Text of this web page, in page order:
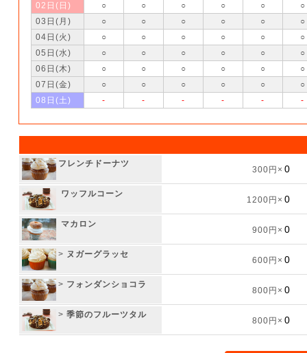
02日(日)
○ ○ ○ ○ ○
○
03日(月)
○ ○ ○ ○ ○
○
04日(火)
○ ○ ○ ○ ○
○
05日(水)
○ ○ ○ ○ ○
○
06日(木)
○ ○ ○ ○ ○
○
07日(金)
○ ○ ○ ○ ○
○
08日(土)
- - - - - -
フレンチドーナツ
300円×
ワッフルコーン
1200円×
マカロン
900円×
> ヌガーグラッセ
600円×
> フォンダンショコラ
800円×
> 季節のフルーツタル
800円×